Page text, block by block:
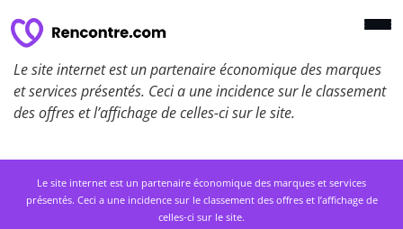
Le site internet est un partenaire économique des marques
et services présentés. Ceci a une incidence sur le classement
des offres et l’affichage de celles-ci sur le site.
Le site internet est un partenaire économique des marques et services
présentés. Ceci a une incidence sur le classement des offres et l’affichage de
celles-ci sur le site.